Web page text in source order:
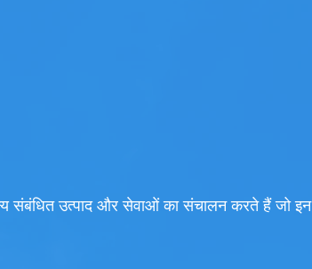
संबंधित उत्पाद और सेवाओं का संचालन करते हैं जो इन